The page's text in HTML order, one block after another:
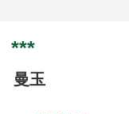
***
曼玉